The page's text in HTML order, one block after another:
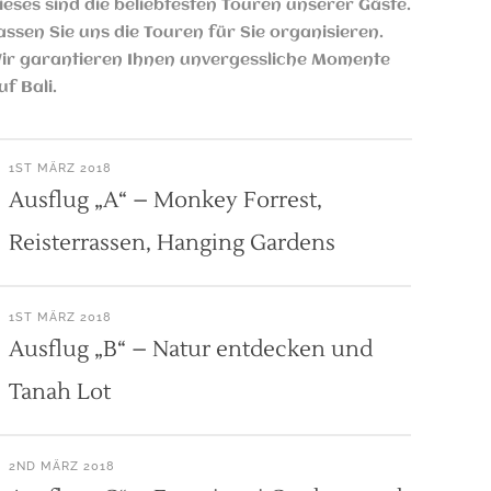
sind die beliebtesten Touren unserer Gäste.
Sie uns die Touren für Sie organisieren.
garantieren Ihnen unvergessliche Momente
Bali.
1ST MÄRZ 2018
Ausflug „A“ – Monkey Forrest,
Reisterrassen, Hanging Gardens
1ST MÄRZ 2018
Ausflug „B“ – Natur entdecken und
Tanah Lot
2ND MÄRZ 2018